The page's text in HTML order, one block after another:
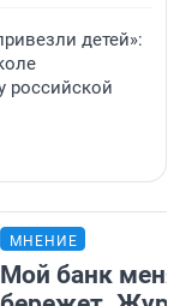
детей»:
российской
МНЕНИЕ
Мой банк меня